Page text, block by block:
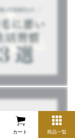
カート 商品一覧